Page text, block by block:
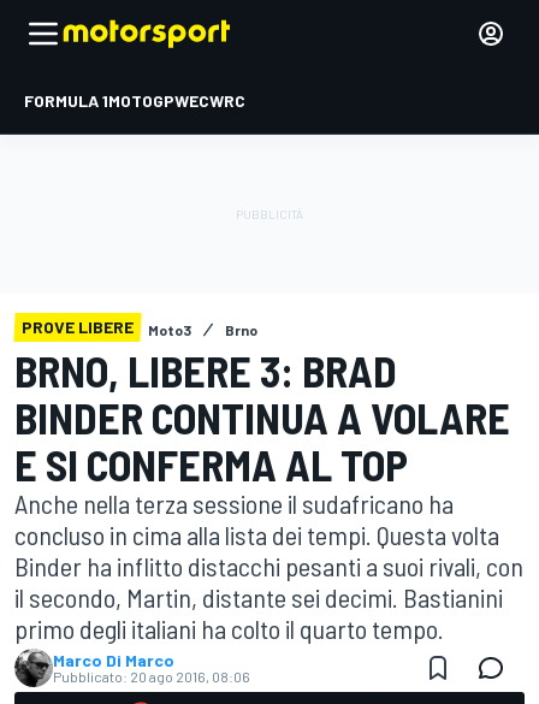
FORMULA 1MOTOGPWECWRC
PROVE LIBERE Moto3 Brno
BRNO, LIBERE 3: BRAD
BINDER CONTINUA A VOLARE
E SI CONFERMA AL TOP
Anche nella terza sessione il sudafricano ha
concluso in cima alla lista dei tempi. Questa volta
Binder ha inflitto distacchi pesanti a suoi rivali, con
il secondo, Martin, distante sei decimi. Bastianini
primo degli italiani ha colto il quarto tempo.
Marco Di Marco
Pubblicato: 20 ago 2016, 08:06